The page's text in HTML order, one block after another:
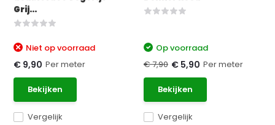
Grij...
Vergelijk
Niet op voorraad
€ 9,90 Per meter
Bekijken
Vergelijk
Op voorraad
€ 7,90 € 5,90 Per meter
Bekijken